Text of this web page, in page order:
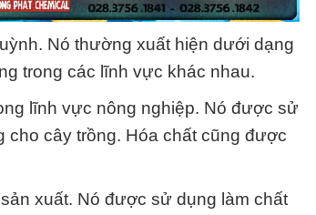
Nó thường xuất hiện dưới dạng
trong các lĩnh vực khác nhau.
lĩnh vực nông nghiệp. Nó được sử
cây trồng. Hóa chất cũng được
xuất. Nó được sử dụng làm chất